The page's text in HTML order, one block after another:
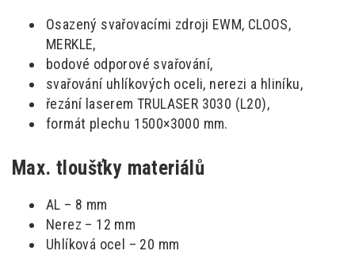
Osazený svařovacími zdroji EWM, CLOOS,
MERKLE,
bodové odporové svařování,
svařování uhlíkových oceli, nerezi a hliníku,
řezání laserem TRULASER 3030 (L20),
formát plechu 1500×3000 mm.
Max. tloušťky materiálů
AL – 8 mm
Nerez – 12 mm
Uhlíková ocel – 20 mm